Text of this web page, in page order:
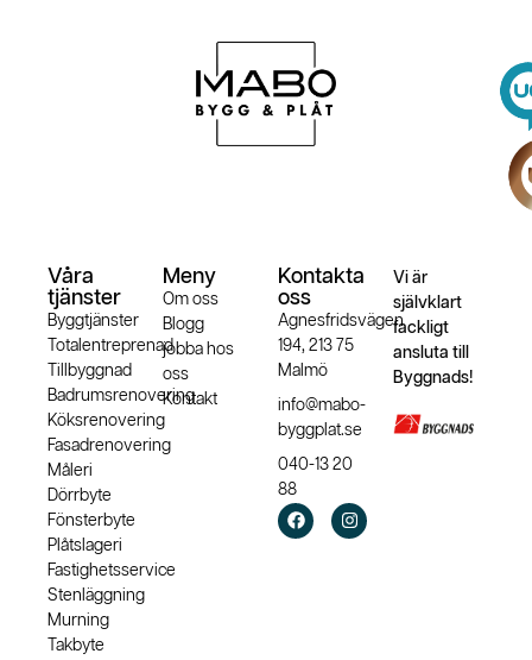
Våra
tjänster
Byggtjänster
Totalentreprenad
Tillbyggnad
Badrumsrenovering
Köksrenovering
Fasadrenovering
Måleri
Dörrbyte
Fönsterbyte
Plåtslageri
Fastighetsservice
Stenläggning
Murning
Takbyte
Meny
Om oss
Blogg
jobba hos
oss
Kontakt
Kontakta
oss
Agnesfridsvägen
194, 213 75
Malmö
info@mabo-
byggplat.se
040-13 20
88
Vi är
självklart
fackligt
ansluta till
Byggnads!